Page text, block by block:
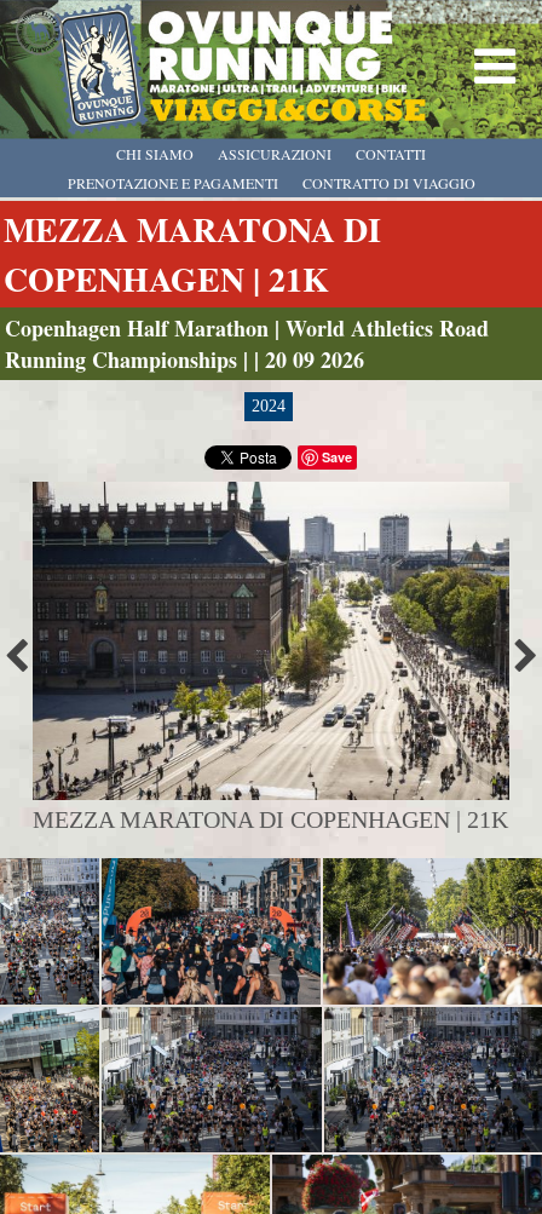
CHI SIAMO
PRENOTAZIONE E PAGAMENTI
CONTRATTO DI VIAGGIO
ASSICURAZIONI CONTATTI
MEZZA MARATONA DI
COPENHAGEN | 21K
Copenhagen Half Marathon | World Athletics Road
Running Championships | | 20 09 2026
2024
Save
MEZZA MARATONA DI COPENHAGEN | 21K